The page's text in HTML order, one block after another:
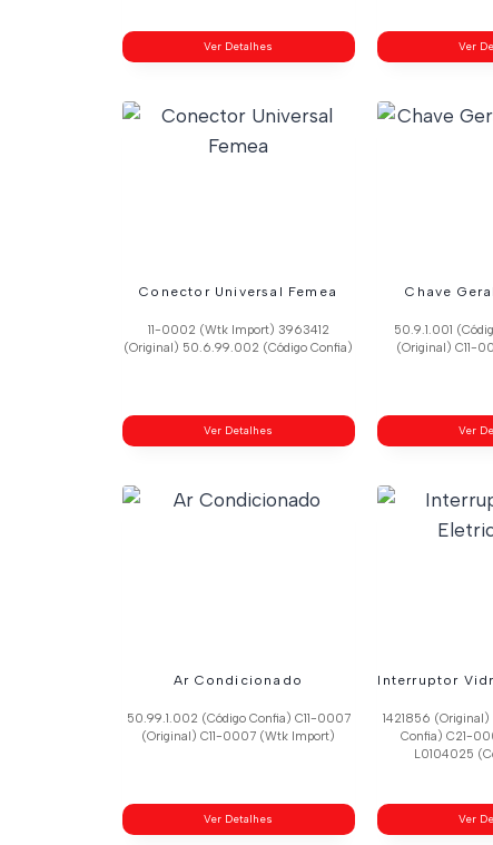
Ver Detalhes Ver
Conector Universal Femea
11-0002 (Wtk Import) 3963412
(Original) 50.6.99.002 (Código Confia)
Ver Detalhes
Chave
50.9.1.001
(Original) C11-
Ver
Ar Condicionado
50.99.1.002 (Código Confia) C11-0007
(Original) C11-0007 (Wtk Import)
Ver Detalhes
Interruptor
1421856
Confia) C21-
L0104025
Ver